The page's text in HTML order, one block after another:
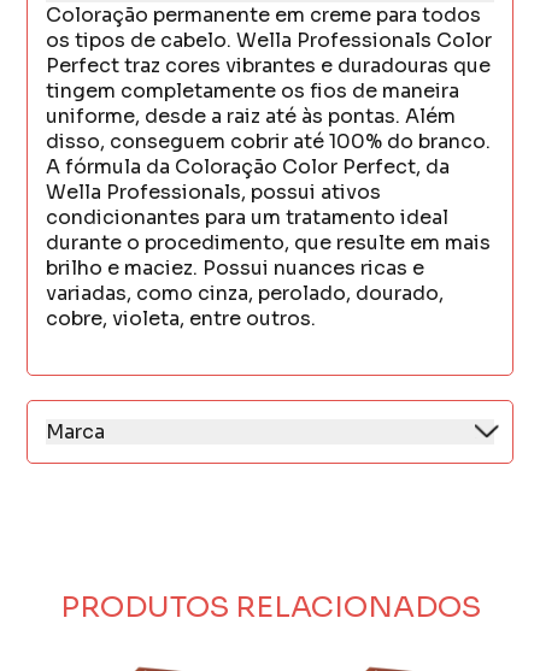
Coloração permanente em creme para todos
os tipos de cabelo. Wella Professionals Color
Perfect traz cores vibrantes e duradouras que
tingem completamente os fios de maneira
uniforme, desde a raiz até às pontas. Além
disso, conseguem cobrir até 100% do branco.
A fórmula da Coloração Color Perfect, da
Wella Professionals, possui ativos
condicionantes para um tratamento ideal
durante o procedimento, que resulte em mais
brilho e maciez. Possui nuances ricas e
variadas, como cinza, perolado, dourado,
cobre, violeta, entre outros.
Marca
Os produtos Wella Professionals são
origem alemã, Wella Professionals
PRODUTOS RELACIONADOS